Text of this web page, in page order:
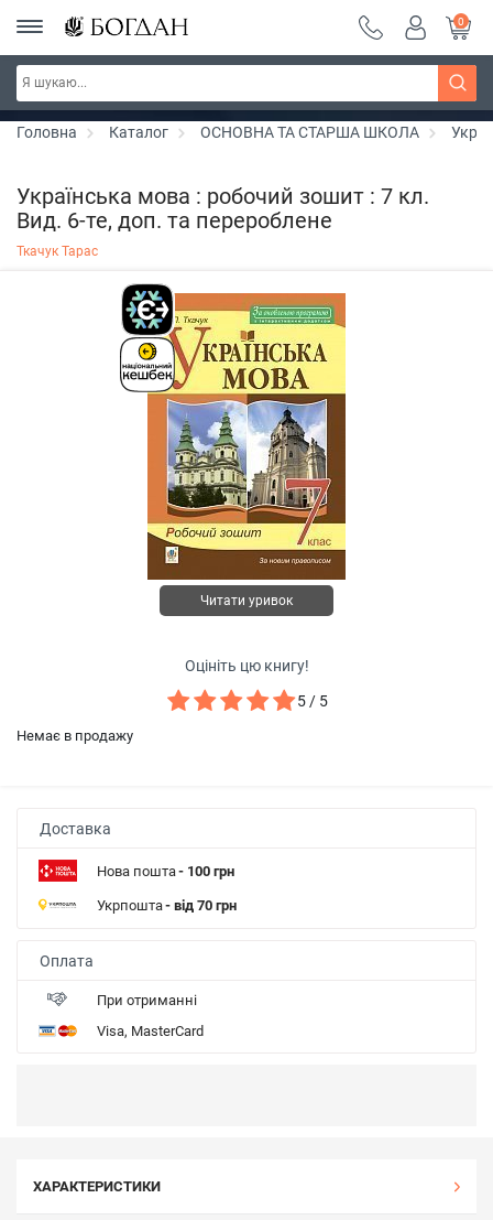
РОЗПРОДАЖ ~ 150 грн ~ 200 грн ~ 250 грн ~
300 грн ~ РОЗПРОДАЖ
Дізнатись більше
0
Головна Каталог ОСНОВНА ТА СТАРША ШКОЛА
Українська мова : робочий зошит : 7 кл.
Вид. 6-те, доп. та перероблене
Ткачук Тарас
Читати уривок
Оцініть цю книгу!
5 / 5
Немає в продажу
Доставка
Нова пошта- 100 грн
Укрпошта- від 70 грн
Оплата
При отриманні
Visa, MasterCard
ХАРАКТЕРИСТИКИ